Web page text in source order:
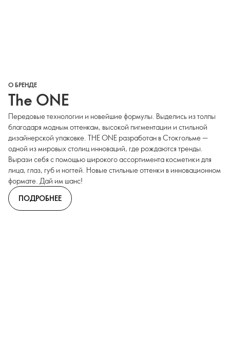
О БРЕНДЕ
The ONE
Передовые технологии и новейшие формулы. Выделись из толпы
благодаря модным оттенкам, высокой пигментации и стильной
дизайнерской упаковке. THE ONE разработан в Стокгольме —
одной из мировых столиц инноваций, где рождаются тренды.
Вырази себя с помощью широкого ассортимента косметики для
лица, глаз, губ и ногтей. Новые стильные оттенки в инновационном
формате. Дай им шанс!
ПОДРОБНЕЕ